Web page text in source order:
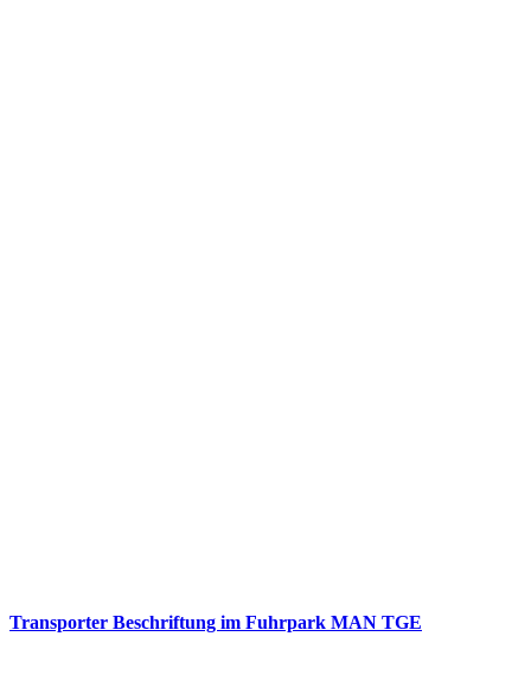
Transporter Beschriftung im Fuhrpark MAN TGE